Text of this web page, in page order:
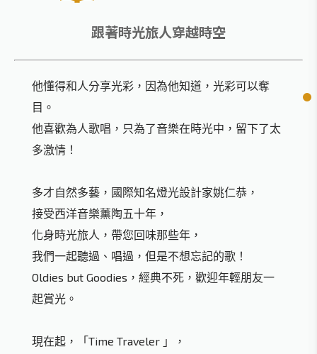
跟著時光旅人穿越時空
他懂得和人分享光彩，因為他知道，光彩可以奪
目。
他喜歡為人歌唱，只為了音樂在時光中，留下了太
多激情！
多才自然多藝，國際知名燈光設計家姚仁恭，
接受西洋音樂薰陶五十年，
化身時光旅人，帶您回味那些年，
我們一起聽過、唱過，但是不想忘記的歌！
Oldies but Goodies，經典不死，歡迎年輕朋友一
起賞光。
現在起，「Time Traveler 」，